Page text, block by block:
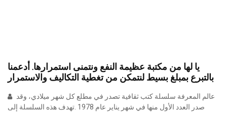
يا لها من مكتبة عظيمة النفع ونتمنى استمرارها. أدعمنا
بالتبرع بمبلغ بسيط لنتمكن من تغطية التكاليف والاستمرار
صدر العدد الأول منها في شهر يناير عام 1978 .تهدف هذه السلسلة إلى